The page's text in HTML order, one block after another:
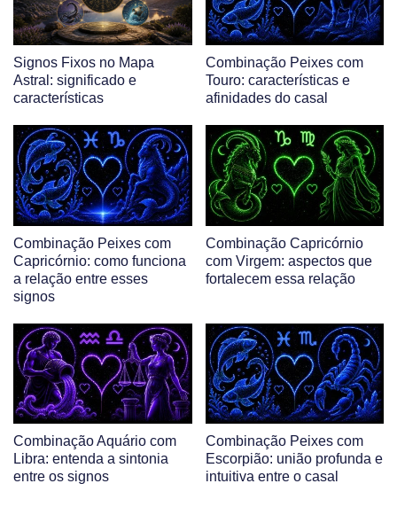
Signos Fixos no Mapa
Astral: significado e
características
Combinação Peixes com
Touro: características e
afinidades do casal
Combinação Peixes com
Capricórnio: como funciona
a relação entre esses
signos
Combinação Capricórnio
com Virgem: aspectos que
fortalecem essa relação
Combinação Aquário com
Libra: entenda a sintonia
entre os signos
Combinação Peixes com
Escorpião: união profunda e
intuitiva entre o casal